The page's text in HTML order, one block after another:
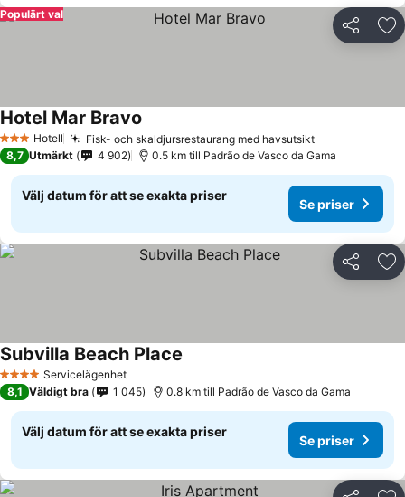
Dela
Populärt val
3 StjärnorHotell Fisk- och skaldjursrestaurang med havsutsikt
Hotel Mar Bravo
8,7 Utmärkt 4 902 0.5 km till Padrão de Vasco da Gama
Välj datum för att se exakta priser
Se priser
Dela
4 StjärnorServicelägenhet
Subvilla Beach Place
8,1 Väldigt bra 1 045 0.8 km till Padrão de Vasco da Gama
Välj datum för att se exakta priser
Se priser